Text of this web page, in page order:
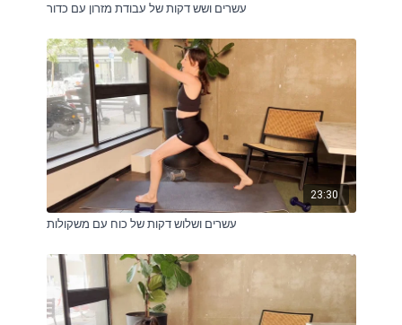
עשרים ושש דקות של עבודת מזרון עם כדור
23:30
עשרים ושלוש דקות של כוח עם משקולות